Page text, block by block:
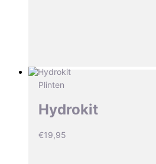
Plinten
Hydrokit
€19,95